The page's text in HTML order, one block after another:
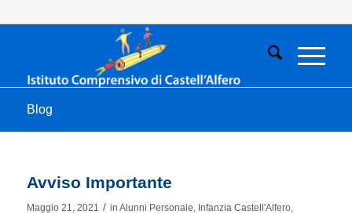
Blog
Avviso Importante
Maggio 21, 2021 / in Alunni Personale, Infanzia Castell'Alfero,